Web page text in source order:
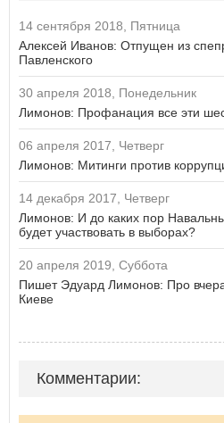
14 сентября 2018, Пятница
Алексей Иванов: Отпущен из
Павленского
30 апреля 2018, Понедельник
Лимонов: Профанация все эти
06 апреля 2017, Четверг
Лимонов: Митинги против
14 декабря 2017, Четверг
Лимонов: И до каких пор
будет участвовать в выборах?
20 апреля 2019, Суббота
Пишет Эдуард Лимонов: Про
Киеве
Комментарии: